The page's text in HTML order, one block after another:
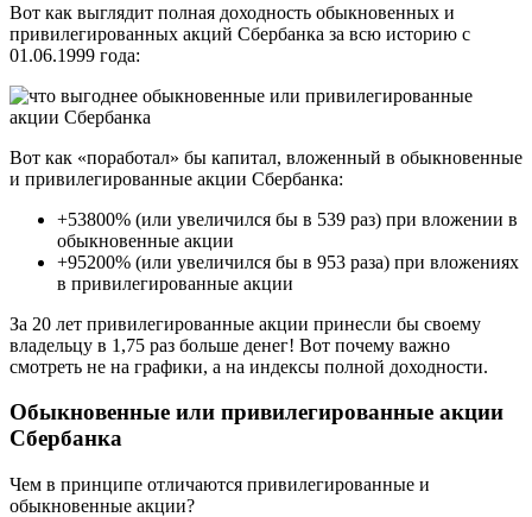
Вот как выглядит полная доходность обыкновенных и
привилегированных акций Сбербанка за всю историю с
01.06.1999 года:
Вот как «поработал» бы капитал, вложенный в обыкновенные
и привилегированные акции Сбербанка:
+53800% (или увеличился бы в 539 раз) при вложении в
обыкновенные акции
+95200% (или увеличился бы в 953 раза) при вложениях
в привилегированные акции
За 20 лет привилегированные акции принесли бы своему
владельцу в 1,75 раз больше денег! Вот почему важно
смотреть не на графики, а на индексы полной доходности.
Обыкновенные или привилегированные акции
Сбербанка
Чем в принципе отличаются привилегированные и
обыкновенные акции?